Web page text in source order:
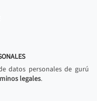
datos personales de gurú
legales.